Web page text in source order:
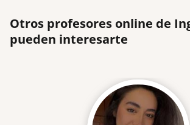
Otros profesores online de
pueden interesarte